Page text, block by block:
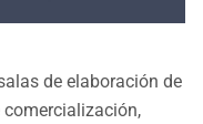
de elaboración de
comercialización,